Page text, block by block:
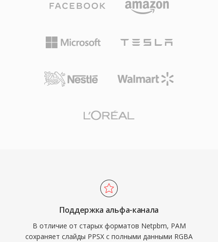
Поддержка альфа-канала
В отличие от старых форматов Netpbm, PAM
сохраняет слайды PPSX с полными данными RGBA